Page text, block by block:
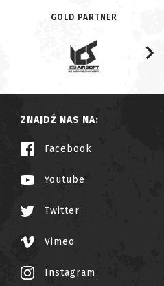
GOLD PARTNER
ZNAJDŹ NAS NA:
Facebook
Youtube
Twitter
Vimeo
Instagram